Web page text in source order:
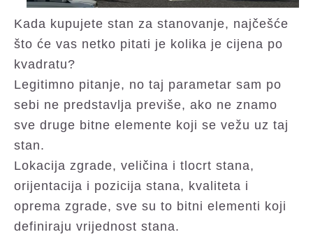
Kada kupujete stan za stanovanje, najčešće
što će vas netko pitati je kolika je cijena po
kvadratu?
Legitimno pitanje, no taj parametar sam po
sebi ne predstavlja previše, ako ne znamo
sve druge bitne elemente koji se vežu uz taj
stan.
Lokacija zgrade, veličina i tlocrt stana,
orijentacija i pozicija stana, kvaliteta i
oprema zgrade, sve su to bitni elementi koji
definiraju vrijednost stana.